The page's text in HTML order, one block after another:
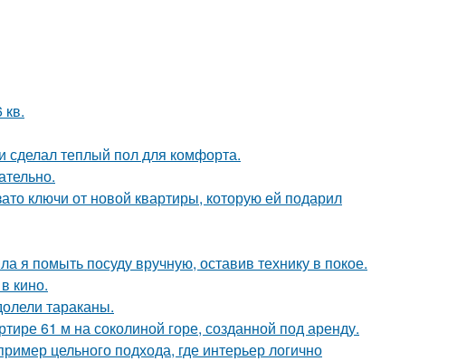
сделал теплый пол для комфорта.
ключи от новой квартиры, которую ей подарил
я помыть посуду вручную, оставив технику в покое.
кино.
тараканы.
61 м на соколиной горе, созданной под аренду.
цельного подхода, где интерьер логично